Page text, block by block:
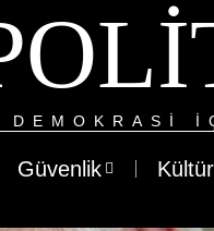
DEMOKRASI
Güvenlik Kültür